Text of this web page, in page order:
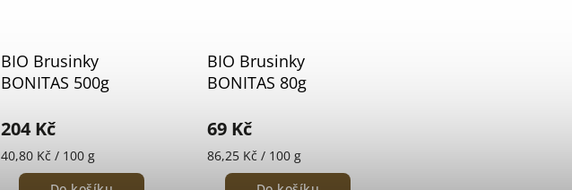
BIO Brusinky
BONITAS 500g
204 Kč
40,80 Kč / 100 g
BIO Brusinky
BONITAS 80g
69 Kč
86,25 Kč / 100 g